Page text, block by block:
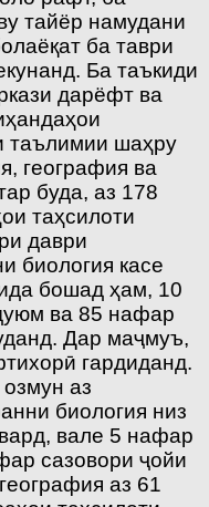
тайёр намудани
ба таври
Ба таъкиди
дарёфт ва
таълимии шаҳру
география ва
буда, аз 178
таҳсилоти
даври
биология касе
бошад ҳам, 10
ва 85 нафар
Дар маҷмуъ,
гардиданд.
аз
биология низ
вале 5 нафар
сазовори ҷойи
аз 61